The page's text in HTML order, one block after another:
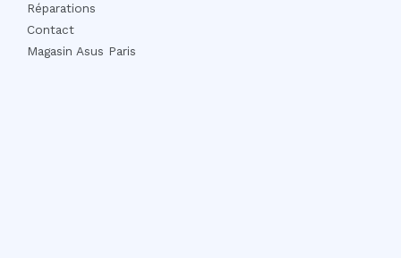
Réparations
Contact
Magasin Asus Paris